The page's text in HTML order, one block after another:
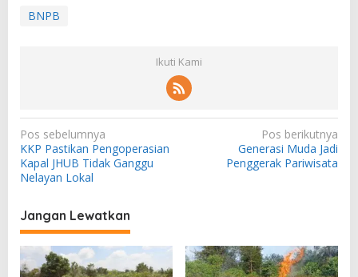
BNPB
Ikuti Kami
N
a
v
g
a
s
Pos sebelumnya
KKP Pastikan Pengoperasian
Kapal JHUB Tidak Ganggu
Nelayan Lokal
Pos berikutnya
Generasi Muda Jadi
Penggerak Pariwisata
Jangan Lewatkan